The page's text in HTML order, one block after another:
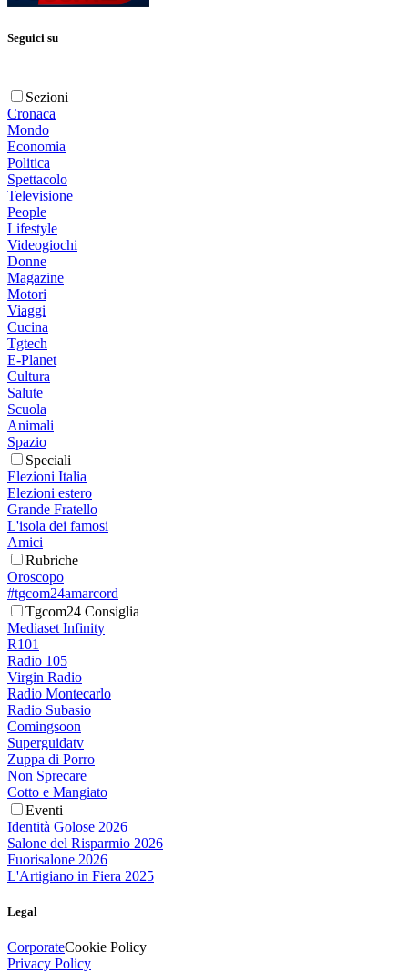
Seguici su
Sezioni
Cronaca
Mondo
Economia
Politica
Spettacolo
Televisione
People
Lifestyle
Videogiochi
Donne
Magazine
Motori
Viaggi
Cucina
Tgtech
E-Planet
Cultura
Salute
Scuola
Animali
Spazio
Speciali
Elezioni Italia
Elezioni estero
Grande Fratello
L'isola dei famosi
Amici
Rubriche
Oroscopo
#tgcom24amarcord
Tgcom24 Consiglia
Mediaset Infinity
R101
Radio 105
Virgin Radio
Radio Montecarlo
Radio Subasio
Comingsoon
Superguidatv
Zuppa di Porro
Non Sprecare
Cotto e Mangiato
Eventi
Identità Golose 2026
Salone del Risparmio 2026
Fuorisalone 2026
L'Artigiano in Fiera 2025
Legal
CorporateCookie Policy
Privacy Policy